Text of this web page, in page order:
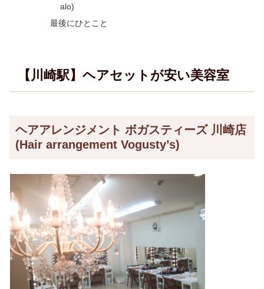
alo)
最後にひとこと
【川崎駅】ヘアセットが安い美容室
ヘアアレンジメント ボガスティーズ 川崎店
(Hair arrangement Vogusty’s)